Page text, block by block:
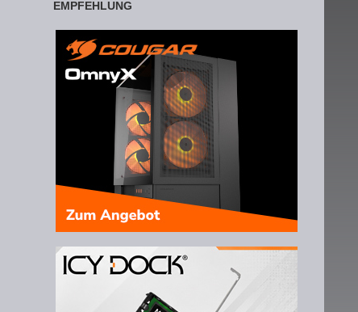
EMPFEHLUNG